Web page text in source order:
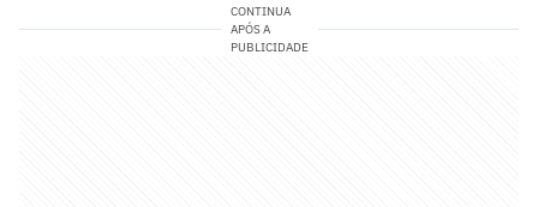
CONTINUA
APÓS A
PUBLICIDADE